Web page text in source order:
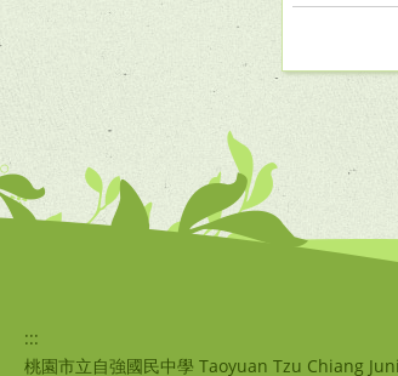
:::
桃園市立自強國民中學 Taoyuan Tzu Chiang